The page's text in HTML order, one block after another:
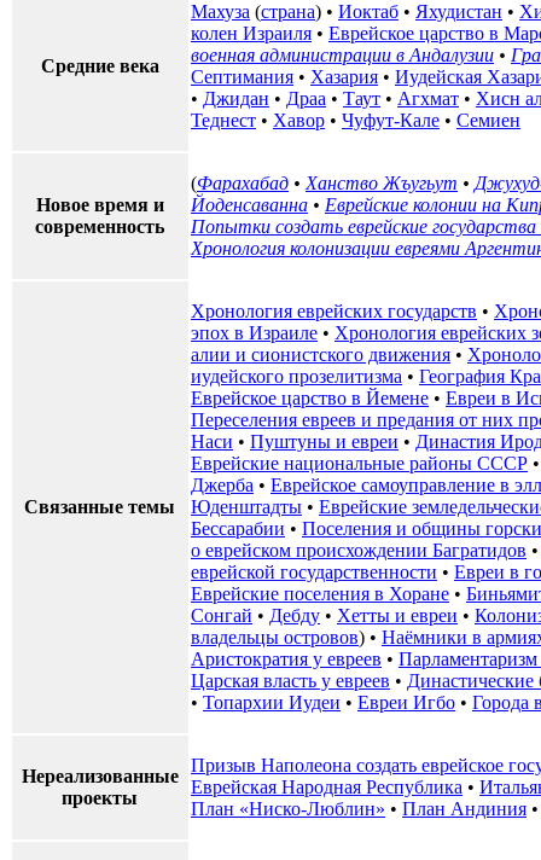
Средние века
Махуза (страна) • Иоктаб • Яхудистан •
колен Израиля • Еврейское царство в
военная администрации в Андалузии •
Септимания • Хазария • Иудейская
• Джидан • Драа • Таут • Агхмат • Хисн
Теднест • Хавор • Чуфут-Кале • Семиен
Новое время и
современность
(Фарахабад • Ханство Жъугьут •
Йоденсаванна • Еврейские колонии на
Попытки создать еврейские
Хронология колонизации евреями
Связанные темы
Хронология еврейских государств •
эпох в Израиле • Хронология еврейских
алии и сионистского движения •
иудейского прозелитизма • География
Еврейское царство в Йемене • Евреи в
Переселения евреев и предания от них
Наси • Пуштуны и евреи • Династия
Еврейские национальные районы СССР
Джерба • Еврейское самоуправление в
Юденштадты • Еврейские
Бессарабии • Поселения и общины
о еврейском происхождении Багратидов
еврейской государственности • Евреи в
Еврейские поселения в Хоране •
Сонгай • Дебду • Хетты и евреи •
владельцы островов) • Наёмники в
Аристократия у евреев • Парламентаризм
Царская власть у евреев • Династические
• Топархии Иудеи • Евреи Игбо • Города
Нереализованные
проекты
Призыв Наполеона создать еврейское
Еврейская Народная Республика •
План «Ниско-Люблин» • План Андиния